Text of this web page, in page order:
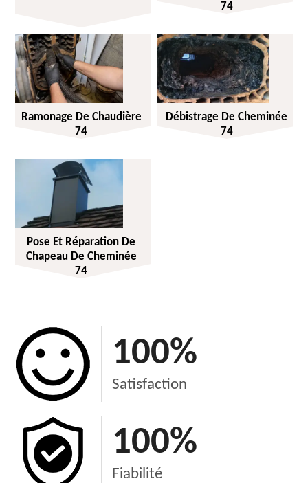
74
Ramonage De Chaudière
74
Débistrage De Cheminée
74
Pose Et Réparation De
Chapeau De Cheminée
74
100%
Satisfaction
100%
Fiabilité